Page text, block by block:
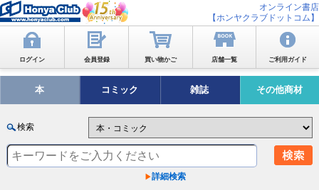
オンライン書店
【ホンヤクラブドットコム】
ログイン 会員登録 買い物かご 店舗一覧 ご利用ガイド
本 コミック 雑誌 その他商材
検索
詳細検索